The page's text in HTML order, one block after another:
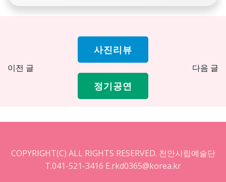
Post
navigation
이전 글
사진리뷰
정기공연
다음 글
COPYRIGHT(C) ALL RIGHTS RESERVED. 천안시립예술단
T.041-521-3416 E.rkd0365@korea.kr